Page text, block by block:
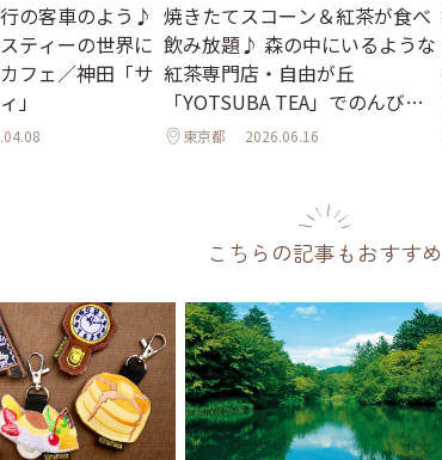
の客車のよう♪
ティーの世界に
フェ／神田「サ
」
焼きたてスコーン＆紅茶が食べ
飲み放題♪ 森の中にいるような
紅茶専門店・自由が丘
「YOTSUBA TEA」でのんびり
時間東京都 2026.06.16
こちらの記事もおすすめ